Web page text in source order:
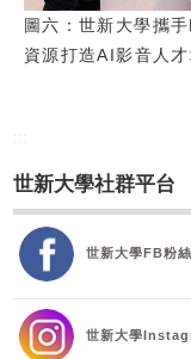
圖六：世新大學攜
資源打造AI影音人
世新大學社群平台
世新大學FB粉
世新大學